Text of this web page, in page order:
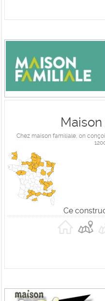
Chez maison familiale, on
Ce